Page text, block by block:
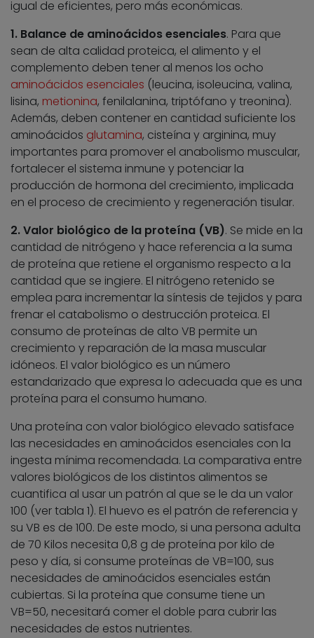
igual de eficientes, pero más económicas.
1. Balance de aminoácidos esenciales. Para que
sean de alta calidad proteica, el alimento y el
complemento deben tener al menos los ocho
aminoácidos esenciales (leucina, isoleucina, valina,
lisina, metionina, fenilalanina, triptófano y treonina).
Además, deben contener en cantidad suficiente los
aminoácidos glutamina, cisteína y arginina, muy
importantes para promover el anabolismo muscular,
fortalecer el sistema inmune y potenciar la
producción de hormona del crecimiento, implicada
en el proceso de crecimiento y regeneración tisular.
2. Valor biológico de la proteína (VB). Se mide en la
cantidad de nitrógeno y hace referencia a la suma
de proteína que retiene el organismo respecto a la
cantidad que se ingiere. El nitrógeno retenido se
emplea para incrementar la síntesis de tejidos y para
frenar el catabolismo o destrucción proteica. El
consumo de proteínas de alto VB permite un
crecimiento y reparación de la masa muscular
idóneos. El valor biológico es un número
estandarizado que expresa lo adecuada que es una
proteína para el consumo humano.
Una proteína con valor biológico elevado satisface
las necesidades en aminoácidos esenciales con la
ingesta mínima recomendada. La comparativa entre
valores biológicos de los distintos alimentos se
cuantifica al usar un patrón al que se le da un valor
100 (ver tabla 1). El huevo es el patrón de referencia y
su VB es de 100. De este modo, si una persona adulta
de 70 Kilos necesita 0,8 g de proteína por kilo de
peso y día, si consume proteínas de VB=100, sus
necesidades de aminoácidos esenciales están
cubiertas. Si la proteína que consume tiene un
VB=50, necesitará comer el doble para cubrir las
necesidades de estos nutrientes.